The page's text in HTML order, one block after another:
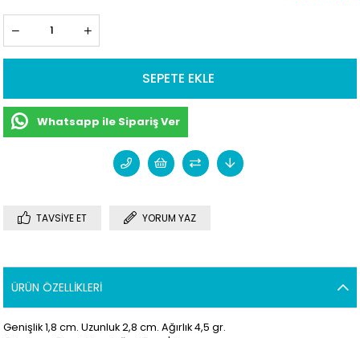
Whatsapp ile Sipariş Ver
TAVSIYE ET YORUM YAZ
ÜRÜN ÖZELLIKLERI
Genişlik 1,8 cm. Uzunluk 2,8cm. Ağırlık 4,5 gr.